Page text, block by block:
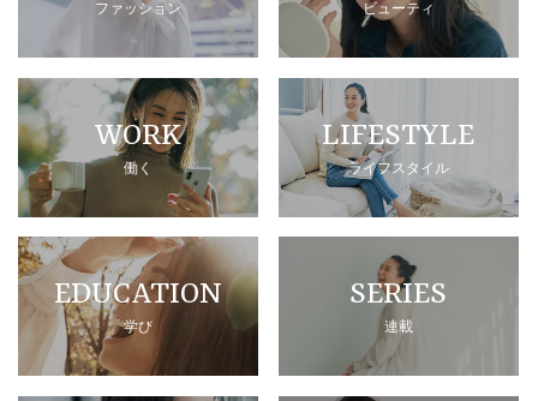
ファッション ビューティ
WORK
働く
LIFESTYLE
ライフスタイル
EDUCATION
学び
SERIES
連載